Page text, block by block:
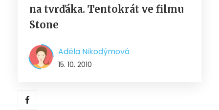
na tvrďáka. Tentokrát ve filmu
Stone
Adéla Nikodýmová
15. 10. 2010